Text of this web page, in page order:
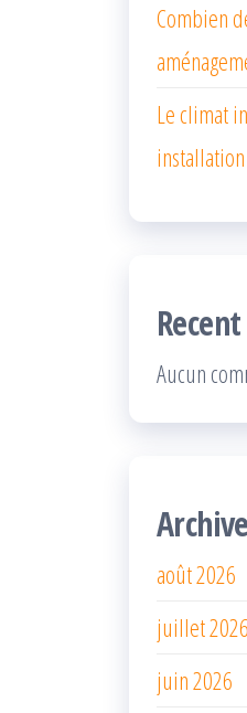
Combien
Le climat
Aucun
août 2026
juillet 2026
juin 2026